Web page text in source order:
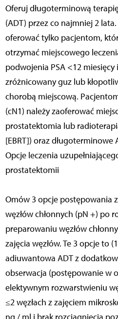
Oferuj długoterminową
(ADT) przez co najmniej 2
oferować tylko pacjentom,
otrzymać miejscowego
podwojenia PSA <12 miesięcy
zróżnicowany guz lub
chorobą miejscową.
(cN1) należy zaoferować
prostatektomia lub
[EBRT]) oraz długoterminowe
Opcje leczenia
prostatektomii
Omów 3 opcje postępowania
węzłów chłonnych (pN +) po
preparowaniu węzłów
zajęcia węzłów. Te 3 opcje to
adiuwantowa ADT z
obserwacja (postępowanie w
elektywnym rozwarstwieniu
≤2 węzłach z zajęciem